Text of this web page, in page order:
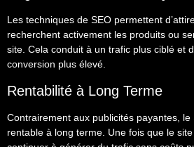
Les techniques de SEO permettent
recherchent activement les produits ou
site. Cela conduit à un trafic plus ciblé et
conversion plus élevé.
Rentabilité à Long Terme
Contrairement aux publicités payantes,
rentable à long terme. Une fois que le